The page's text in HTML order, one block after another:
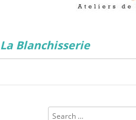
La Blanchisserie
Search